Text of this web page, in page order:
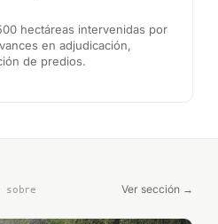
hectáreas intervenidas por
en adjudicación,
de predios.
sobre Ver sección →